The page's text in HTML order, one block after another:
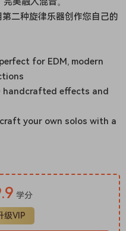
二种旋律乐器创作您自己的
for EDM, modern
handcrafted effects and
your own solos with a
学分
级VIP